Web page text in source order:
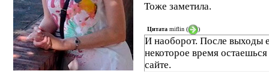
Тоже заметила.
Цитата miflin ( )
И наоборот. После выходы
некоторое время
сайте.